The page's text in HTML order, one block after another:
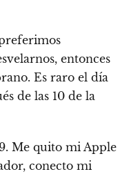
entonces
Es raro el día
de las 10 de la
Me quito mi Apple
conecto mi